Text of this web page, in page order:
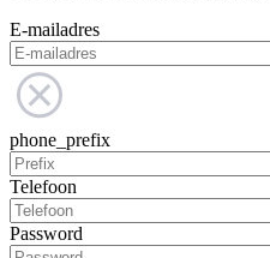
E-mailadres
phone_prefix
Telefoon
Password